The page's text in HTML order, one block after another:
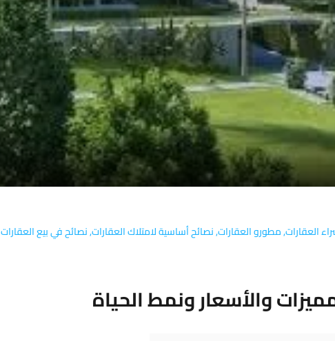
العقارات,مطورو العقارات,نصائح أساسية لامتلاك العقارات,نصائح في بيع العقارات
والأسعار ونمط الحياة